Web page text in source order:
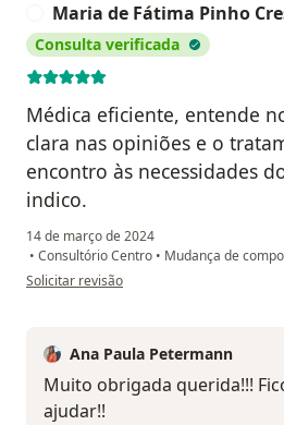
Maria de Fátima Pinho
Consulta verificada
Médica eficiente, entende
clara nas opiniões e o
encontro às necessidades
indico.
14 de março de 2024
• Consultório Centro • Mudança de
na opinião do utilizador Maria de Fátima
Solicitar revisão
Ana Paula Petermann
Muito obrigada querida!!!
ajudar!!